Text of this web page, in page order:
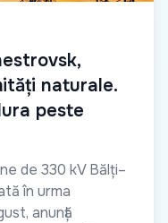
naturale.
peste
de 330 kV Bălți–
în urma
anunță